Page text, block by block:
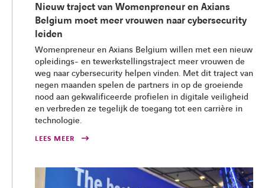
Nieuw traject van Womenpreneur en Axians
Belgium moet meer vrouwen naar cybersecurity
leiden
Womenpreneur en Axians Belgium willen met een nieuw
opleidings- en tewerkstellingstraject meer vrouwen de
weg naar cybersecurity helpen vinden. Met dit traject van
negen maanden spelen de partners in op de groeiende
nood aan gekwalificeerde profielen in digitale veiligheid
en verbreden ze tegelijk de toegang tot een carrière in
technologie.
LEES MEER